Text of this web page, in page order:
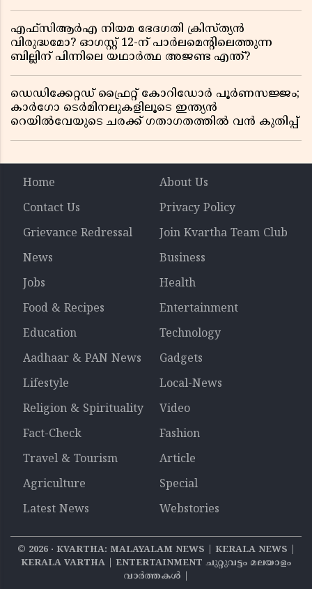
എഫ്സിആർഎ നിയമ ഭേദഗതി ക്രിസ്ത്യൻ
വിരുദ്ധമോ? ഓഗസ്റ്റ് 12-ന് പാർലമെന്റിലെത്തുന്ന
ബില്ലിന് പിന്നിലെ യഥാർത്ഥ അജണ്ട എന്ത്?
ഡെഡിക്കേറ്റഡ് ഫ്രൈറ്റ് കോറിഡോർ പൂർണസജ്ജം;
കാർഗോ ടെർമിനലുകളിലൂടെ ഇന്ത്യൻ
റെയിൽവേയുടെ ചരക്ക് ഗതാഗതത്തിൽ വൻ കുതിപ്പ്
Home
About Us
Contact Us
Privacy Policy
Grievance Redressal
Join Kvartha Team Club
News
Business
Jobs
Health
Food & Recipes
Entertainment
Education
Technology
Aadhaar & PAN News
Gadgets
Lifestyle
Local-News
Religion & Spirituality
Video
Fact-Check
Fashion
Travel & Tourism
Article
Agriculture
Special
Latest News
Webstories
© 2026‧ KVARTHA: MALAYALAM NEWS | KERALA NEWS |
KERALA VARTHA | ENTERTAINMENT ചുറ്റുവട്ടം മലയാളം
വാര്‍ത്തകൾ |